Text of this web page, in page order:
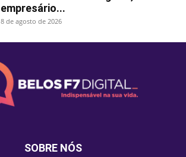
empresário...
8 de agosto de 2026
SOBRE NÓS